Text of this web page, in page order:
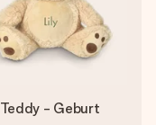
Teddy - Geburt